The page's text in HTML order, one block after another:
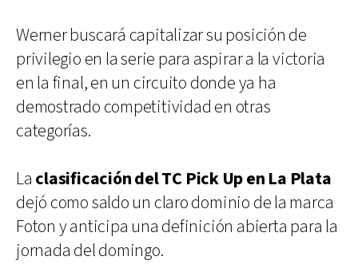
Werner buscará capitalizar su posición de
privilegio en la serie para aspirar a la victoria
en la final, en un circuito donde ya ha
demostrado competitividad en otras
categorías.
La clasificación del TC Pick Up en La Plata
dejó como saldo un claro dominio de la marca
Foton y anticipa una definición abierta para la
jornada del domingo.